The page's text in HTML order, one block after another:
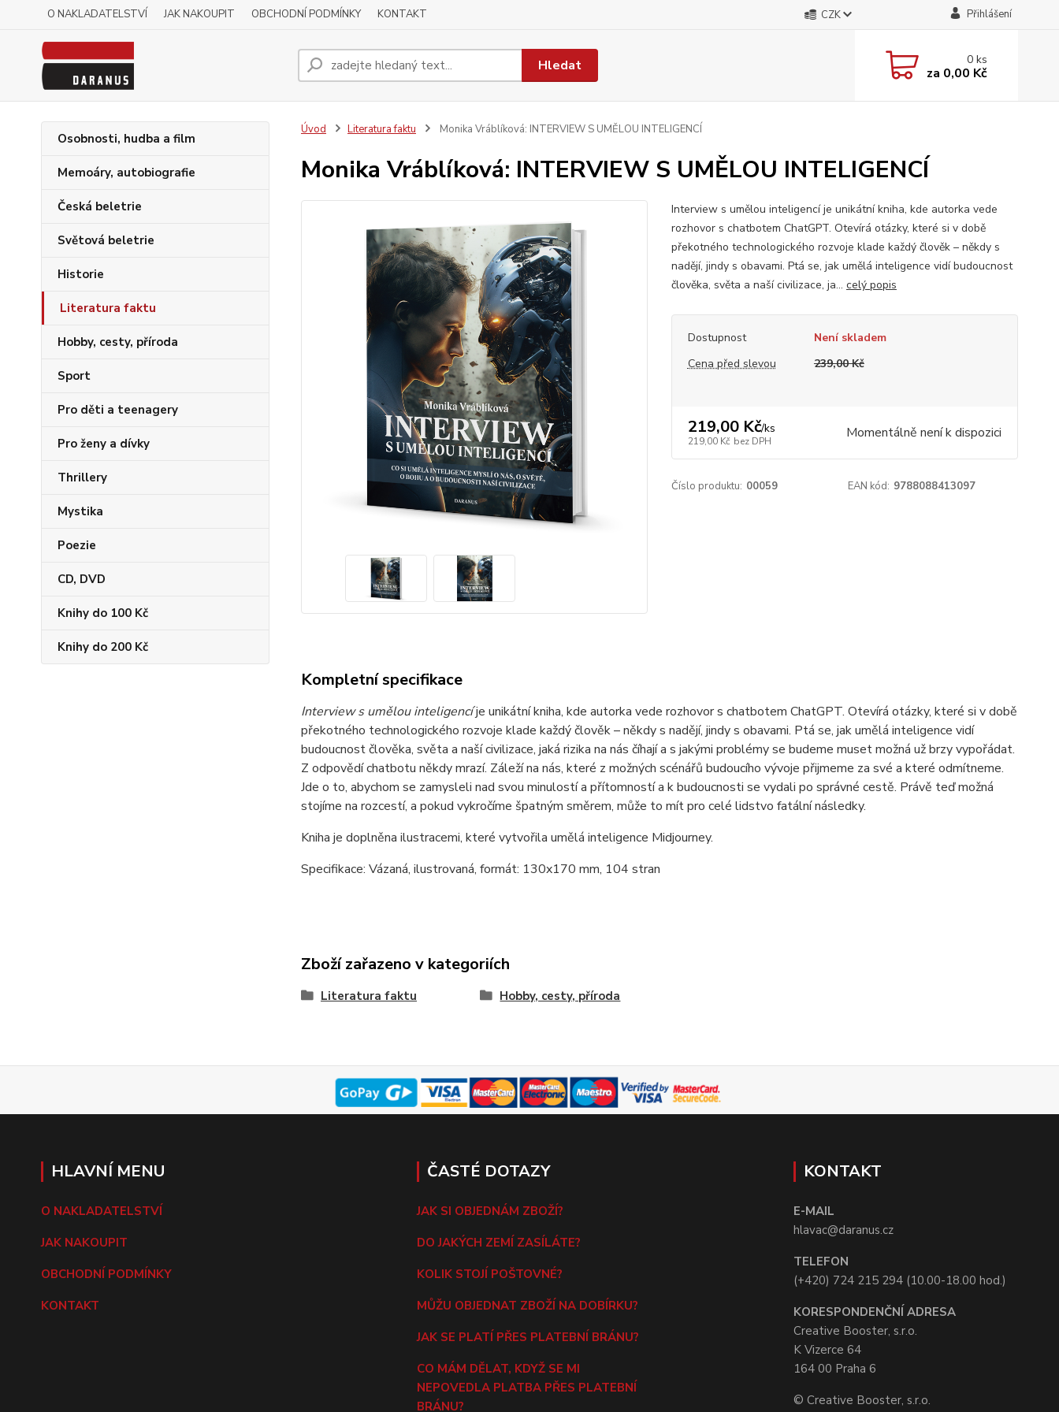
O NAKLADATELSTVÍ JAK NAKOUPIT OBCHODNÍ PODMÍNKY KONTAKT CZK Přihlášení
Hledat 0ks
za 0,00 Kč
Osobnosti, hudba a film
Memoáry, autobiografie
Česká beletrie
Světová beletrie
Historie
Literatura faktu
Hobby, cesty, příroda
Sport
Pro děti a teenagery
Pro ženy a dívky
Thrillery
Mystika
Poezie
CD, DVD
Knihy do 100 Kč
Knihy do 200 Kč
Úvod Literatura faktu Monika Vráblíková: INTERVIEW S UMĚLOU INTELIGENCÍ
Monika Vráblíková: INTERVIEW S UMĚLOU INTELIGENCÍ
Interview s umělou inteligencí je unikátní kniha, kde autorka vede
rozhovor s chatbotem ChatGPT. Otevírá otázky, které si v době
překotného technologického rozvoje klade každý člověk – někdy s
nadějí, jindy s obavami. Ptá se, jak umělá inteligence vidí budoucnost
člověka, světa a naší civilizace, ja... celý popis
Dostupnost
Není skladem
Cena před slevou
239,00 Kč
219,00 Kč/ks
219,00 Kč bez DPH Momentálně není k dispozici
Číslo produktu: 00059 EAN kód: 9788088413097
Kompletní specifikace
Interview s umělou inteligencíje unikátní kniha, kde autorka vede rozhovor s chatbotem ChatGPT. Otevírá otázky, které si v době
překotného technologického rozvoje klade každý člověk – někdy s nadějí, jindy s obavami. Ptá se, jak umělá inteligence vidí
budoucnost člověka, světa a naší civilizace, jaká rizika na nás číhají a s jakými problémy se budeme muset možná už brzy vypořádat.
Z odpovědí chatbotu někdy mrazí. Záleží na nás, které z možných scénářů budoucího vývoje přijmeme za své a které odmítneme.
Jde o to, abychom se zamysleli nad svou minulostí a přítomností a k budoucnosti se vydali po správné cestě. Právě teď možná
stojíme na rozcestí, a pokud vykročíme špatným směrem, může to mít pro celé lidstvo fatální následky.
Kniha je doplněna ilustracemi, které vytvořila umělá inteligence Midjourney.
Specifikace: Vázaná, ilustrovaná, formát: 130x170 mm, 104 stran
Zboží zařazeno v kategoriích
Literatura faktu Hobby, cesty, příroda
HLAVNÍ MENU
O NAKLADATELSTVÍ
JAK NAKOUPIT
OBCHODNÍ PODMÍNKY
KONTAKT
ČASTÉ DOTAZY
JAK SI OBJEDNÁM ZBOŽÍ?
DO JAKÝCH ZEMÍ ZASÍLÁTE?
KOLIK STOJÍ POŠTOVNÉ?
MŮŽU OBJEDNAT ZBOŽÍ NA DOBÍRKU?
JAK SE PLATÍ PŘES PLATEBNÍ BRÁNU?
CO MÁM DĚLAT, KDYŽ SE MI
NEPOVEDLA PLATBA PŘES PLATEBNÍ
BRÁNU?
KONTAKT
E-MAIL
hlavac@daranus.cz
TELEFON
(+420) 724 215 294 (10.00-18.00 hod.)
KORESPONDENČNÍ ADRESA
Creative Booster, s.r.o.
K Vizerce 64
164 00 Praha 6
© Creative Booster, s.r.o.